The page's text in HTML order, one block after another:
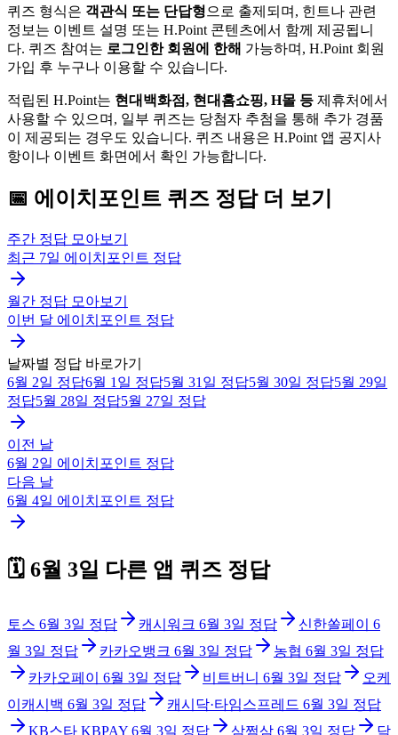
퀴즈 형식은 객관식 또는 단답형 으로 출제되며, 힌트나 관련
정보는 이벤트 설명 또는 H.Point 콘텐츠에서 함께 제공됩니
다. 퀴즈 참여는 로그인한 회원에 한해 가능하며, H.Point 회원
가입 후 누구나 이용할 수 있습니다.
적립된 H.Point는 현대백화점, 현대홈쇼핑, H몰 등 제휴처에서
사용할 수 있으며, 일부 퀴즈는 당첨자 추첨을 통해 추가 경품
이 제공되는 경우도 있습니다. 퀴즈 내용은 H.Point 앱 공지사
항이나 이벤트 화면에서 확인 가능합니다.
📅 에이치포인트 퀴즈 정답 더 보기
주간 정답 모아보기
최근 7일 에이치포인트 정답
월간 정답 모아보기
이번 달 에이치포인트 정답
날짜별 정답 바로가기
6월 2일 정답6월 1일 정답5월 31일 정답5월 30일 정답5월 29일
정답5월 28일 정답5월 27일 정답
이전 날
6월 2일 에이치포인트 정답
다음 날
6월 4일 에이치포인트 정답
🗓️ 6월 3일 다른 앱 퀴즈 정답
토스 6월 3일 정답 캐시워크 6월 3일 정답 신한쏠페이
6
월 3일 정답 카카오뱅크 6월 3일 정답 농협 6월 3일 정답
카카오페이
6월 3일 정답 비트버니 6월 3일 정답
오케
이캐시백 6월 3일 정답 캐시닥·타임스프레드 6월 3일 정답
KB스타 KBPAY 6월 3일 정답 삼쩜삼 6월 3일 정답
닥